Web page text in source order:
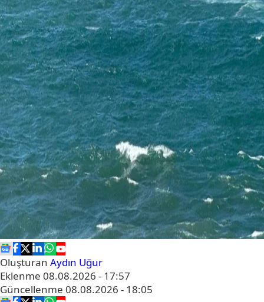
Oluşturan Aydın Uğur
Eklenme 08.08.2026 - 17:57
Güncellenme 08.08.2026 - 18:05